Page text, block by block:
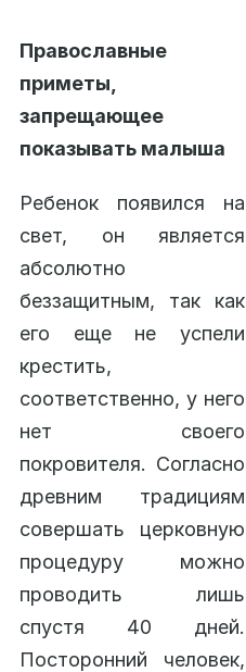
Православные
приметы,
запрещающее
показывать малыша
Ребенок появился на
свет, он является
абсолютно
беззащитным, так как
его еще не успели
крестить,
соответственно, у него
нет своего
покровителя. Согласно
древним традициям
совершать церковную
процедуру можно
проводить лишь
спустя 40 дней.
Посторонний человек,